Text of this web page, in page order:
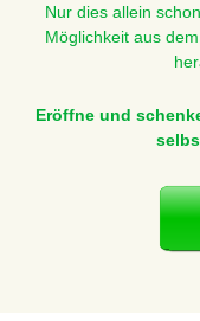
Nur dies allein
Möglichkeit aus
Eröffne und